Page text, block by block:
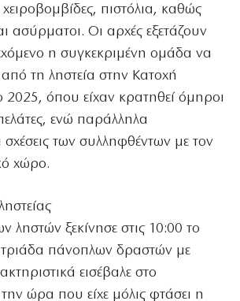
πιστόλια, καθώς
ασύρματοι. Οι αρχές εξετάζουν
η συγκεκριμένη ομάδα να
τη ληστεία στην Κατοχή
2025, όπου είχαν κρατηθεί όμηροι
ενώ παράλληλα
σχέσεις των συλληφθέντων με τον
χώρο.
ληστών ξεκίνησε στις 10:00 το
πάνοπλων δραστών με
εισέβαλε στο
ώρα που είχε μόλις φτάσει η